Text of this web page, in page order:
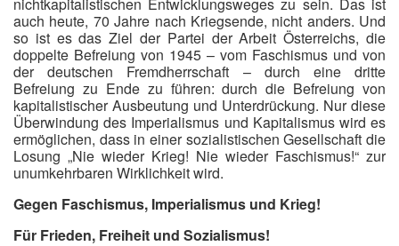
auch heute, 70 Jahre nach Kriegsende, nicht anders. Und
so ist es das Ziel der Partei der Arbeit Österreichs, die
doppelte Befreiung von 1945 – vom Faschismus und von
der deutschen Fremdherrschaft – durch eine dritte
Befreiung zu Ende zu führen: durch die Befreiung von
kapitalistischer Ausbeutung und Unterdrückung. Nur diese
Überwindung des Imperialismus und Kapitalismus wird es
ermöglichen, dass in einer sozialistischen Gesellschaft die
Losung „Nie wieder Krieg! Nie wieder Faschismus!“ zur
unumkehrbaren Wirklichkeit wird.
Gegen Faschismus, Imperialismus und Krieg!
Für Frieden, Freiheit und Sozialismus!